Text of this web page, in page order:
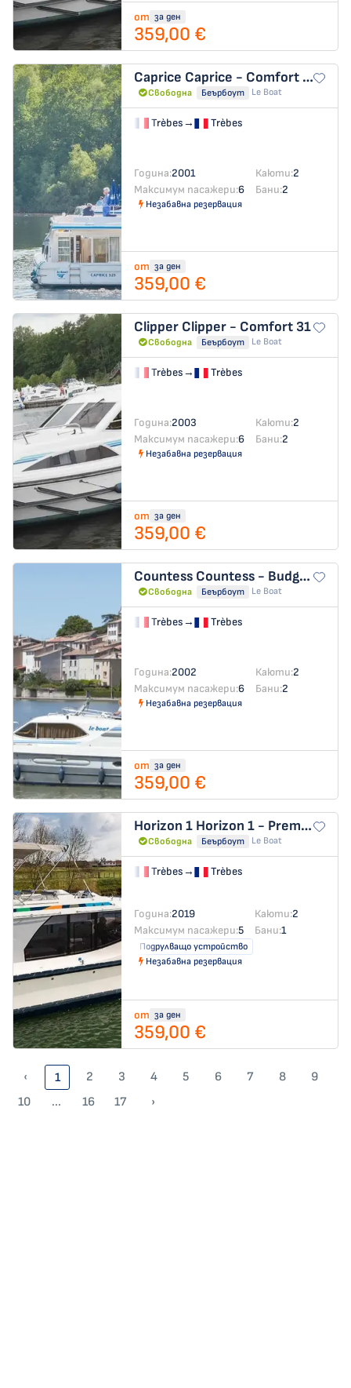
от за ден
359,00 €
Caprice Caprice - Comfort 14
Свободна Беърбоут Le Boat
Trèbes→ Trèbes
Година:2001 Каюти:2
Максимум пасажери:6 Бани:2
Незабавна резервация
от за ден
359,00 €
Clipper Clipper - Comfort 31
Свободна Беърбоут Le Boat
Trèbes→ Trèbes
Година:2003 Каюти:2
Максимум пасажери:6 Бани:2
Незабавна резервация
от за ден
359,00 €
Countess Countess - Budget 15
Свободна Беърбоут Le Boat
Trèbes→ Trèbes
Година:2002 Каюти:2
Максимум пасажери:6 Бани:2
Незабавна резервация
от за ден
359,00 €
Horizon 1 Horizon 1 - Premier 50
Свободна Беърбоут Le Boat
Trèbes→ Trèbes
Година:2019 Каюти:2
Максимум пасажери:5 Бани:1
Подрулващо устройство
Незабавна резервация
от за ден
359,00 €
‹ 1 2 3 4 5 6 7 8
9
10
... 16 17 ›